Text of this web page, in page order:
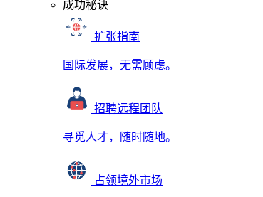
成功秘诀
扩张指南
国际发展，无需顾虑。
招聘远程团队
寻觅人才，随时随地。
占领境外市场